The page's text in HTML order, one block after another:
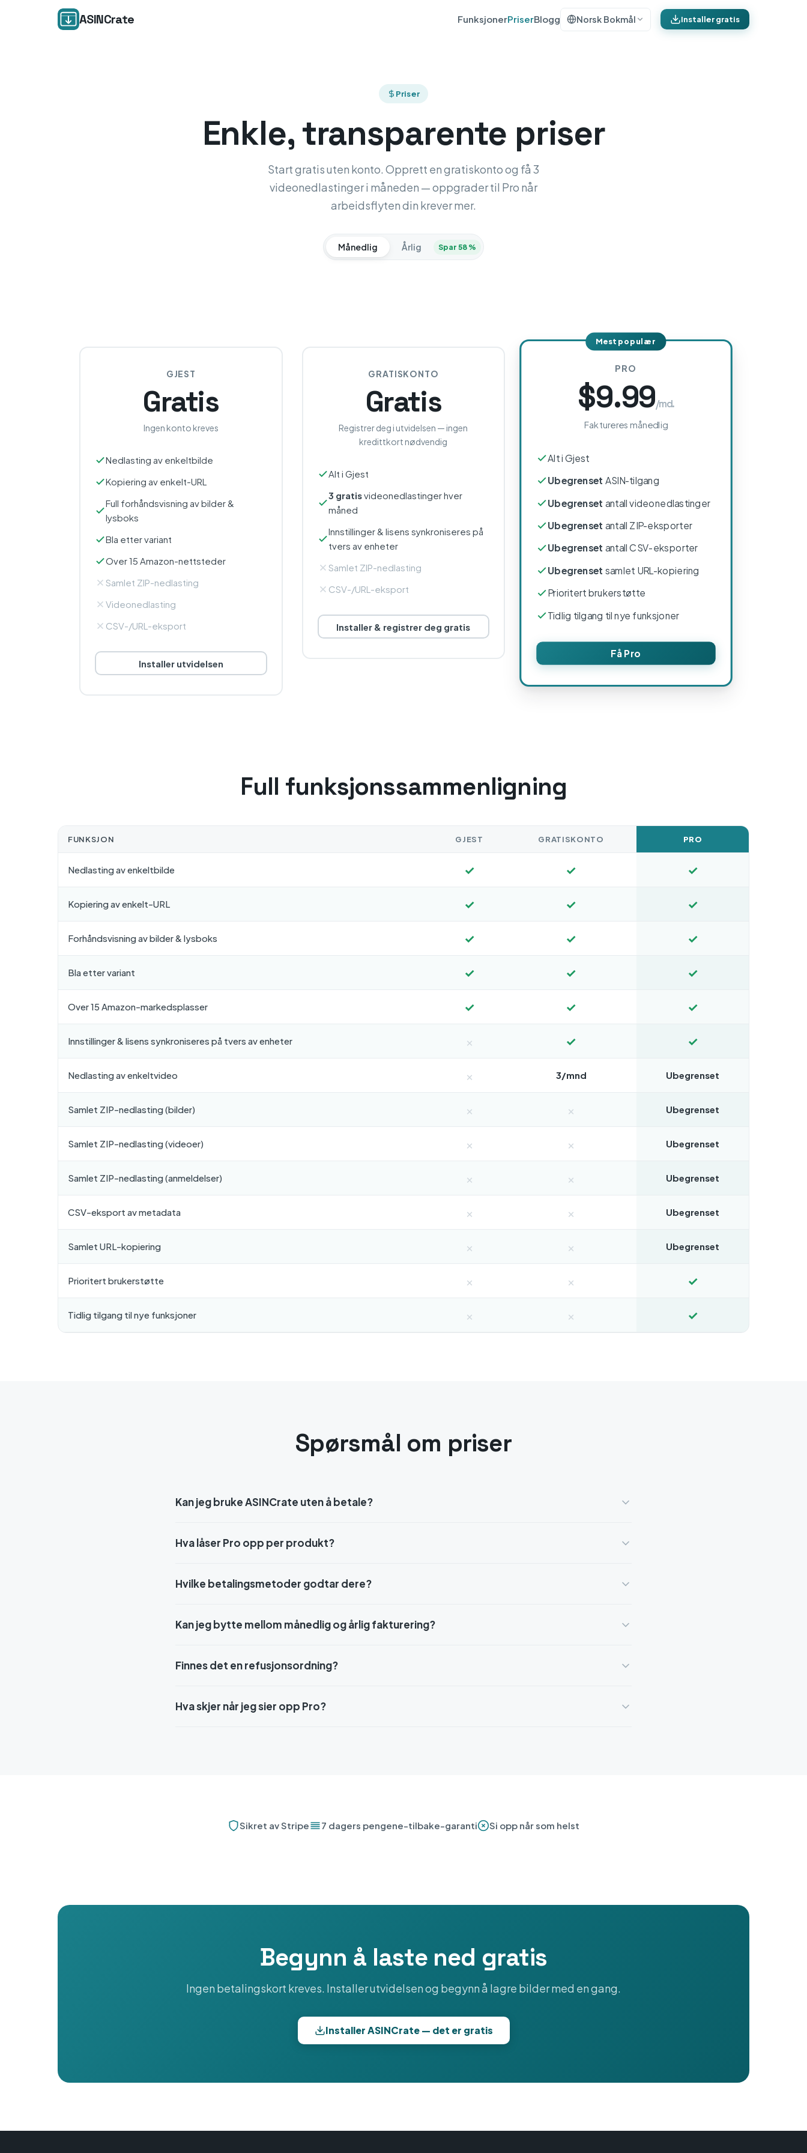
ASINCrate FunksjonerPriserBlogg Norsk Bokmål Installer gratis
Priser
Enkle, transparente priser
Start gratis uten konto. Opprett en gratiskonto og få 3
videonedlastinger i måneden — oppgrader til Pro når
arbeidsflyten din krever mer.
Månedlig Årlig Spar 58 %
GJEST
Gratis
Ingen konto kreves
Nedlasting av enkeltbilde
Kopiering av enkelt-URL
Full forhåndsvisning av bilder &
lysboks
Bla etter variant
Over 15 Amazon-nettsteder
Samlet ZIP-nedlasting
Videonedlasting
CSV-/URL-eksport
Installer utvidelsen
GRATISKONTO
Gratis
Registrer deg i utvidelsen — ingen
kredittkort nødvendig
Alt i Gjest
3 gratisvideonedlastinger hver
måned
Innstillinger & lisens synkroniseres på
tvers av enheter
Samlet ZIP-nedlasting
CSV-/URL-eksport
Installer & registrer deg gratis
Mest populær
PRO
$9.99/md.
Faktureres månedlig
Alt i Gjest
Ubegrenset ASIN-tilgang
Ubegrenset antall videonedlastinger
Ubegrenset antall ZIP-eksporter
Ubegrenset antall CSV-eksporter
Ubegrenset samlet URL-kopiering
Prioritert brukerstøtte
Tidlig tilgang til nye funksjoner
Få Pro
Full funksjonssammenligning
FUNKSJON GJEST GRATISKONTO PRO
Nedlasting av enkeltbilde ✓ ✓ ✓
Kopiering av enkelt-URL ✓ ✓ ✓
Forhåndsvisning av bilder & lysboks ✓ ✓ ✓
Bla etter variant ✓ ✓ ✓
Over 15 Amazon-markedsplasser ✓ ✓ ✓
Innstillinger & lisens synkroniseres på tvers av enheter × ✓ ✓
Nedlasting av enkeltvideo × 3/mnd Ubegrenset
Samlet ZIP-nedlasting (bilder) × × Ubegrenset
Samlet ZIP-nedlasting (videoer) × × Ubegrenset
Samlet ZIP-nedlasting (anmeldelser) × × Ubegrenset
CSV-eksport av metadata × × Ubegrenset
Samlet URL-kopiering × × Ubegrenset
Prioritert brukerstøtte × × ✓
Tidlig tilgang til nye funksjoner × × ✓
Spørsmål om priser
Kan jeg bruke ASINCrate uten å betale?
Hva låser Pro opp per produkt?
Hvilke betalingsmetoder godtar dere?
Kan jeg bytte mellom månedlig og årlig fakturering?
Finnes det en refusjonsordning?
Hva skjer når jeg sier opp Pro?
Sikret av Stripe 7 dagers pengene-tilbake-garanti Si opp når som helst
Begynn å laste ned gratis
Ingen betalingskort kreves. Installer utvidelsen og begynn å lagre bilder med en gang.
Installer ASINCrate — det er gratis